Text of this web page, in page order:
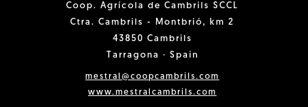
Coop. Agrícola de Cambrils SCCL
Ctra. Cambrils - Montbrió, km 2
43850 Cambrils
Tarragona · Spain
mestral@coopcambrils.com
www.mestralcambrils.com